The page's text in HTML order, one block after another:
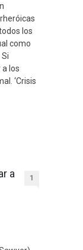
los
como
los
‘Crisis
a
1